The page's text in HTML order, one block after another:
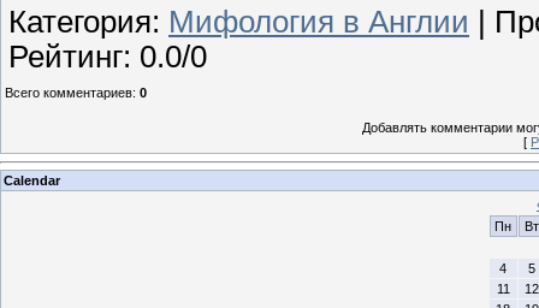
Категория: Мифология в Англии
Рейтинг: 0.0/0
Всего комментариев: 0
Добавлять комментарии
[
Calendar
Пн
Вт
4
5
11
12